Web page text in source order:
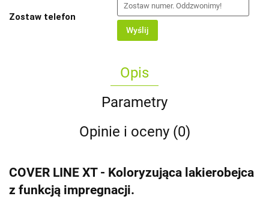
Zostaw telefon
Wyślij
Opis
Parametry
Opinie i oceny (0)
COVER LINE XT - Koloryzująca lakierobejca
z funkcją impregnacji.